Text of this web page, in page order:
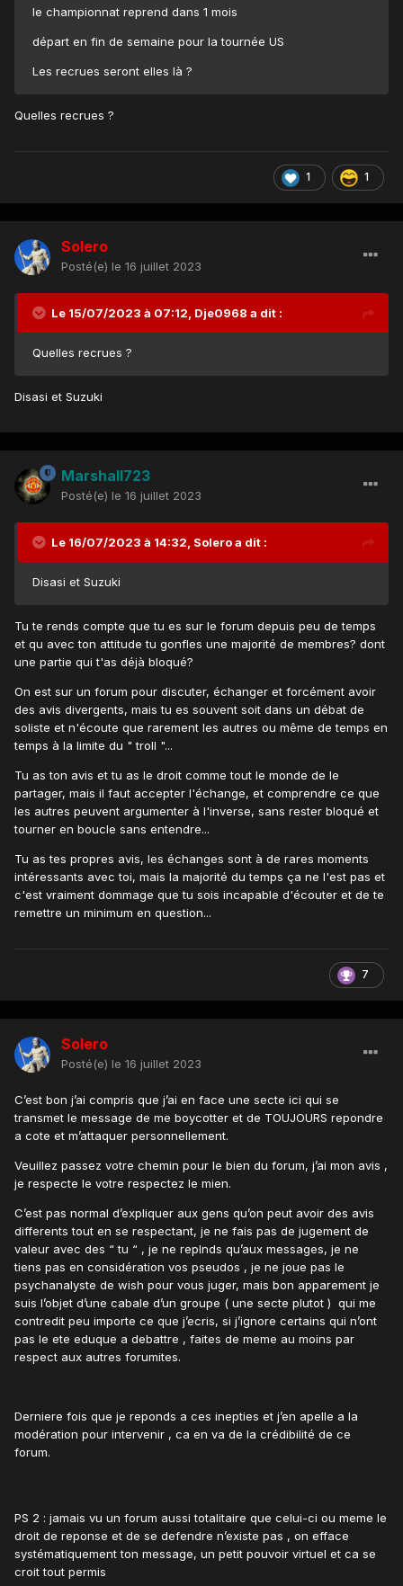
le championnat reprend dans 1 mois
départ en fin de semaine pour la tournée US
Les recrues seront elles là ?
Quelles recrues ?
1 1
Solero
Posté(e) le 16 juillet 2023
Le 15/07/2023 à 07:12, Dje0968 a dit :
Quelles recrues ?
Disasi et Suzuki
Marshall723
Posté(e) le 16 juillet 2023
Le 16/07/2023 à 14:32, Soleroa dit :
Disasi et Suzuki
Tu te rends compte que tu es sur le forum depuis peu de temps
et qu avec ton attitude tu gonfles une majorité de membres? dont
une partie qui t'as déjà bloqué?
On est sur un forum pour discuter, échanger et forcément avoir
des avis divergents, mais tu es souvent soit dans un débat de
soliste et n'écoute que rarement les autres ou même de temps en
temps à la limite du " troll "...
Tu as ton avis et tu as le droit comme tout le monde de le
partager, mais il faut accepter l'échange, et comprendre ce que
les autres peuvent argumenter à l'inverse, sans rester bloqué et
tourner en boucle sans entendre...
Tu as tes propres avis, les échanges sont à de rares moments
intéressants avec toi, mais la majorité du temps ça ne l'est pas et
c'est vraiment dommage que tu sois incapable d'écouter et de te
remettre un minimum en question...
7
Solero
Posté(e) le 16 juillet 2023
C’est bon j’ai compris que j’ai en face une secte ici qui se
transmet le message de me boycotter et de TOUJOURS repondre
a cote et m’attaquer personnellement.
Veuillez passez votre chemin pour le bien du forum, j’ai mon avis ,
je respecte le votre respectez le mien.
C’est pas normal d’expliquer aux gens qu’on peut avoir des avis
differents tout en se respectant, je ne fais pas de jugement de
valeur avec des “ tu “ , je ne replnds qu’aux messages, je ne
tiens pas en considération vos pseudos , je ne joue pas le
psychanalyste de wish pour vous juger, mais bon apparement je
suis l’objet d’une cabale d’un groupe ( une secte plutot ) qui me
contredit peu importe ce que j’ecris, si j’ignore certains qui n’ont
pas le ete eduque a debattre , faites de meme au moins par
respect aux autres forumites.
Derniere fois que je reponds a ces inepties et j’en apelle a la
modération pour intervenir , ca en va de la crédibilité de ce
forum.
PS 2 : jamais vu un forum aussi totalitaire que celui-ci ou meme le
droit de reponse et de se defendre n’existe pas , on efface
systématiquement ton message, un petit pouvoir virtuel et ca se
croit tout permis